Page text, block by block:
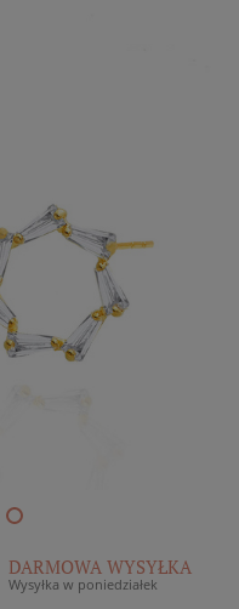
DARMOWA WYSYŁKA
Wysyłka w poniedziałek